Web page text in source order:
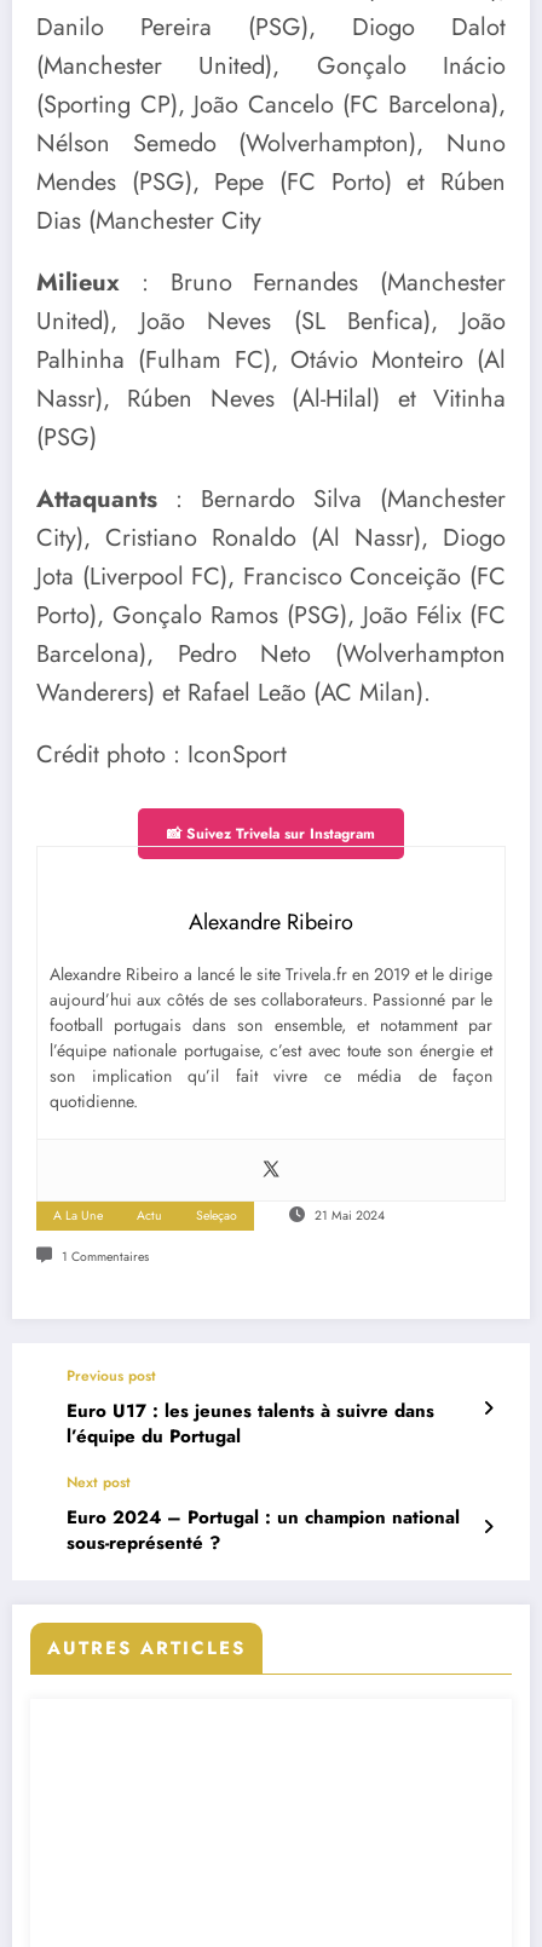
Danilo Pereira (PSG), Diogo Dalot
(Manchester United), Gonçalo Inácio
(Sporting CP), João Cancelo (FC Barcelona),
Nélson Semedo (Wolverhampton), Nuno
Mendes (PSG), Pepe (FC Porto) et Rúben
Dias (Manchester City
Milieux : Bruno Fernandes (Manchester
United), João Neves (SL Benfica), João
Palhinha (Fulham FC), Otávio Monteiro (Al
Nassr), Rúben Neves (Al-Hilal) et Vitinha
(PSG)
Attaquants : Bernardo Silva (Manchester
City), Cristiano Ronaldo (Al Nassr), Diogo
Jota (Liverpool FC), Francisco Conceição (FC
Porto), Gonçalo Ramos (PSG), João Félix (FC
Barcelona), Pedro Neto (Wolverhampton
Wanderers) et Rafael Leão (AC Milan).
Crédit photo : IconSport
📸 Suivez Trivela sur Instagram
Alexandre Ribeiro
Alexandre Ribeiro a lancé le site Trivela.fr en 2019 et le dirige
aujourd’hui aux côtés de ses collaborateurs. Passionné par le
football portugais dans son ensemble, et notamment par
l’équipe nationale portugaise, c’est avec toute son énergie et
son implication qu’il fait vivre ce média de façon
quotidienne.
A La Une Actu Seleçao 21 Mai 2024
1 Commentaires
Previous post
Euro U17 : les jeunes talents à suivre dans
l’équipe du Portugal
Next post
Euro 2024 – Portugal : un champion national
sous-représenté ?
AUTRES ARTICLES